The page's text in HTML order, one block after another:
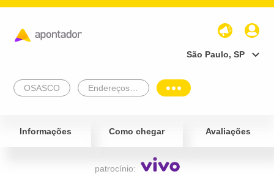
São Paulo, SP
OSASCO
Informações Como chegar Avaliações
patrocínio: